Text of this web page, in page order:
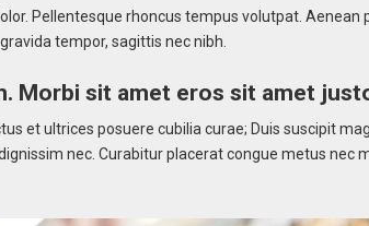
Pellentesque rhoncus tempus volutpat. Aenean
tempor, sagittis nec nibh.
Morbi sit amet eros sit amet
et ultrices posuere cubilia curae; Duis suscipit
nec. Curabitur placerat congue metus nec